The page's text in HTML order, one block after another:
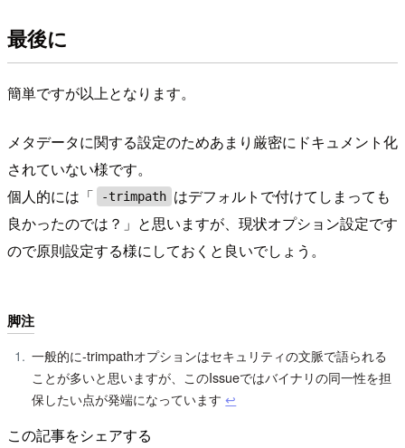
最後に
簡単ですが以上となります。
メタデータに関する設定のためあまり厳密にドキュメント化
されていない様です。
個人的には「
-trimpath はデフォルトで付けてしまっても
良かったのでは？」と思いますが、現状オプション設定です
ので原則設定する様にしておくと良いでしょう。
脚注
一般的に-trimpathオプションはセキュリティの文脈で語られる
ことが多いと思いますが、このIssueではバイナリの同一性を担
保したい点が発端になっています↩︎
この記事をシェアする